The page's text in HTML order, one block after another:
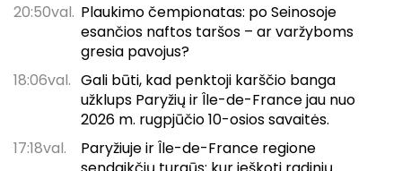
20:50val. Plaukimo čempionatas: po Seinosoje
esančios naftos taršos – ar varžyboms
gresia pavojus?
18:06val. Gali būti, kad penktoji karščio banga
užklups Paryžių ir Île-de-France jau nuo
2026 m. rugpjūčio 10-osios savaitės.
17:18val.
Paryžiuje ir Île-de-France regione